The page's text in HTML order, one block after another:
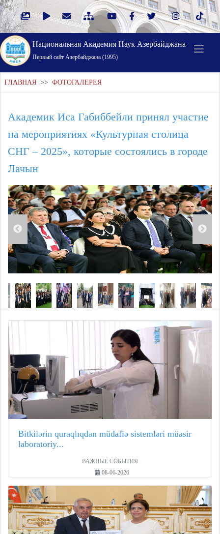
Национальная Академия Наук Азербайджана
Первый cайт Азербайджана (1995)
ГЛАВНАЯ >> ФОТОГАЛЕРЕЯ
Академик Иса Габиббейли принял участие
на мероприятиях «Культурная столица
СНГ – 2025», которые состоялись в городе
Лачын
Bitkilərin quraqlıqdan müdafiə sistemləri müasir
laboratoriy...
ВАЖНЫЕ СОБЫТИЯ
08-06-2026